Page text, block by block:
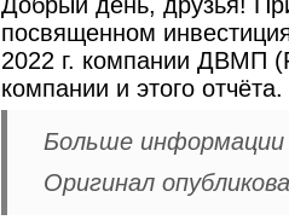
Добрый день, друзья!
посвященном
2022 г. компании ДВМП
компании и этого отчёта.
Больше информации
Оригинал